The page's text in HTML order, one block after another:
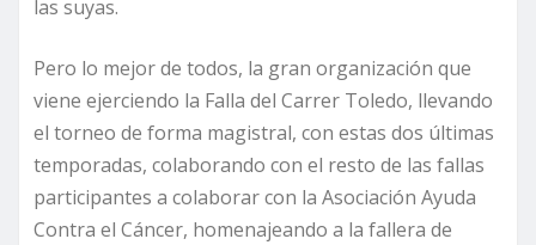
las suyas.
Pero lo mejor de todos, la gran organización que
viene ejerciendo la Falla del Carrer Toledo, llevando
el torneo de forma magistral, con estas dos últimas
temporadas, colaborando con el resto de las fallas
participantes a colaborar con la Asociación Ayuda
Contra el Cáncer, homenajeando a la fallera de